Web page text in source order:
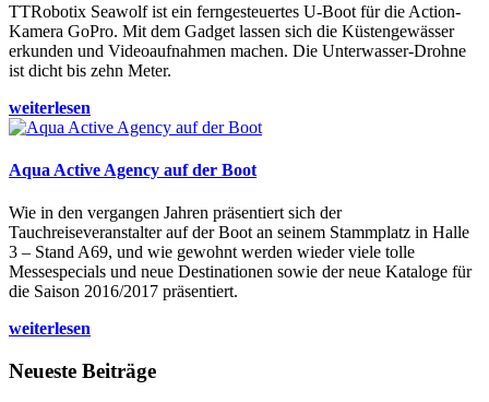
TTRobotix Seawolf ist ein ferngesteuertes U-Boot für die Action-
Kamera GoPro. Mit dem Gadget lassen sich die Küstengewässer
erkunden und Videoaufnahmen machen. Die Unterwasser-Drohne
ist dicht bis zehn Meter.
weiterlesen
Aqua Active Agency auf der Boot
Wie in den vergangen Jahren präsentiert sich der
Tauchreiseveranstalter auf der Boot an seinem Stammplatz in Halle
3 – Stand A69, und wie gewohnt werden wieder viele tolle
Messespecials und neue Destinationen sowie der neue Kataloge für
die Saison 2016/2017 präsentiert.
weiterlesen
Neueste Beiträge